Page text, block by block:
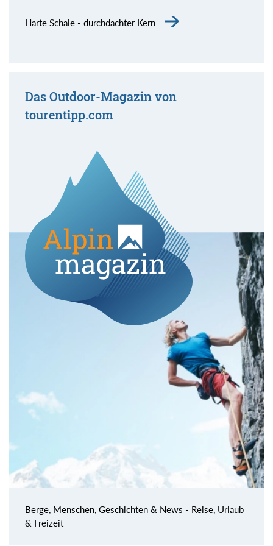
Harte Schale - durchdachter Kern
Das Outdoor-Magazin von
tourentipp.com
Berge, Menschen, Geschichten & News - Reise, Urlaub
& Freizeit